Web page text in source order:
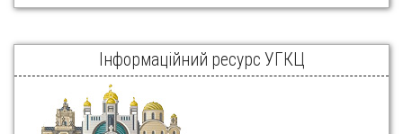
Інформаційний ресурс УГКЦ